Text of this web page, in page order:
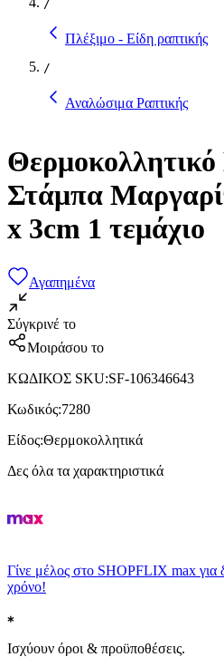
/
Πλέξιμο - Είδη ραπτικής
/
Αναλώσιμα Ραπτικής
Στάμπα
x 3cm 1 τεμάχιο
Αγαπημένα
Σύγκρινέ το
Μοιράσου το
ΚΩΔΙΚΟΣ SKU:SF-106346643
Κωδικός:7280
Είδος:Θερμοκολλητικά
Δες όλα τα χαρακτηριστικά
Γίνε μέλος στο SHOPFLIX max για
χρόνο!
Ισχύουν όροι & προϋποθέσεις.